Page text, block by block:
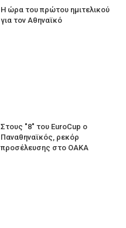
Η ώρα του πρώτου ημιτελικού
για τον Αθηναϊκό
Στους "8" του EuroCup ο
Παναθηναϊκός, ρεκόρ
προσέλευσης στο ΟΑΚΑ